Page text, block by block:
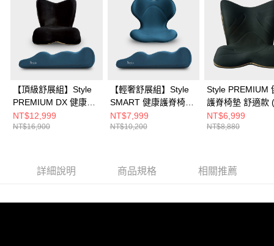
【頂級舒展組】Style
PREMIUM DX 健康護
脊椅墊 頂級款 (尊爵
黑)+Recovery Pole 3D
NT$12,999
NT$16,900
【輕奢舒展組】Style
SMART 健康護脊椅墊
輕奢款 藍+Style
Recovery Pole 3D身形
NT$7,999
NT$10,200
Style PREMIUM
護脊椅墊 舒適款
黑)
NT$6,999
NT$8,880
詳細說明 商品規格 相關推薦